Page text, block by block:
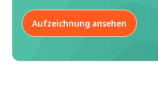
Aufwand, inkonsistenten Daten
unzusammenhängenden
Aufzeichnung ansehen